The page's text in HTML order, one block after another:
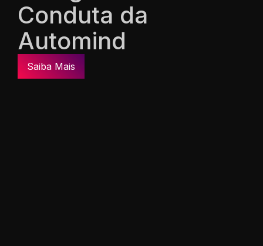
Conduta da
Automind
Saiba Mais